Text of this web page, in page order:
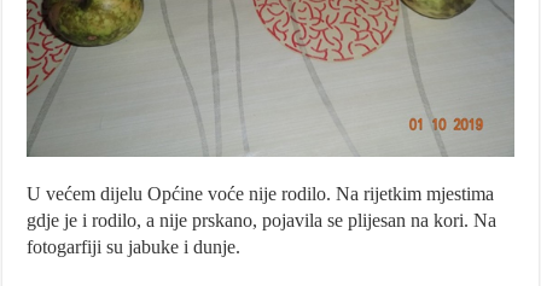
U većem dijelu Općine voće nije rodilo. Na rijetkim mjestima
gdje je i rodilo, a nije prskano, pojavila se plijesan na kori. Na
fotogarfiji su jabuke i dunje.